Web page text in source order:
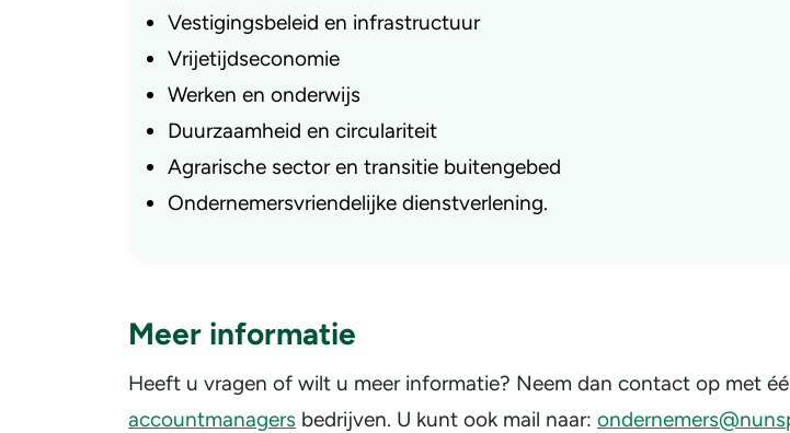
Vestigingsbeleid en infrastructuur
Vrijetijdseconomie
Werken en onderwijs
Duurzaamheid en circulariteit
Agrarische sector en transitie buitengebed
Ondernemersvriendelijke dienstverlening.
Meer informatie
Heeft u vragen of wilt u meer informatie? Neem dan contact op met
accountmanagers bedrijven. U kunt ook mail naar: